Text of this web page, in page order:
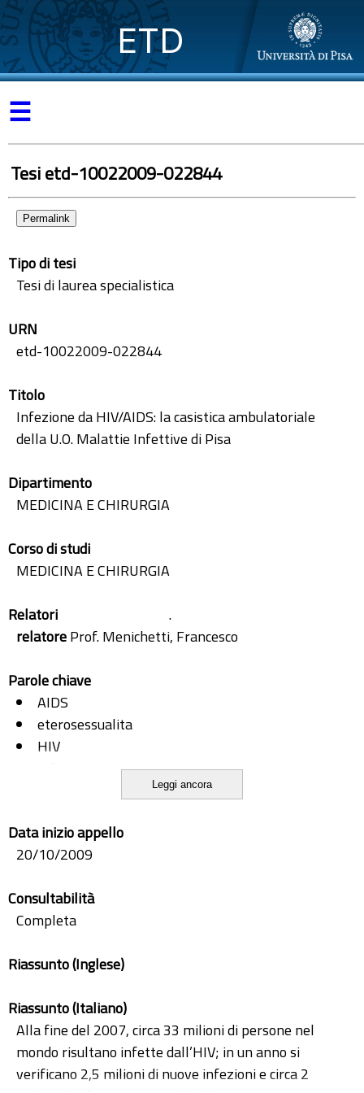
ETD
☰
Tesi etd-10022009-022844
Permalink
Tipo di tesi
Tesi di laurea specialistica
URN
etd-10022009-022844
Titolo
Infezione da HIV/AIDS: la casistica ambulatoriale
della U.O. Malattie Infettive di Pisa
Dipartimento
MEDICINA E CHIRURGIA
Corso di studi
MEDICINA E CHIRURGIA
Relatori
.
relatoreProf. Menichetti, Francesco
Parole chiave
AIDS
eterosessualita
HIV
omosessualità
retrovirus
Leggi ancora
Data inizio appello
20/10/2009
Consultabilità
Completa
Riassunto (Inglese)
Riassunto (Italiano)
Alla fine del 2007, circa 33 milioni di persone nel
mondo risultano infette dall’HIV; in un anno si
verificano 2,5 milioni di nuove infezioni e circa 2